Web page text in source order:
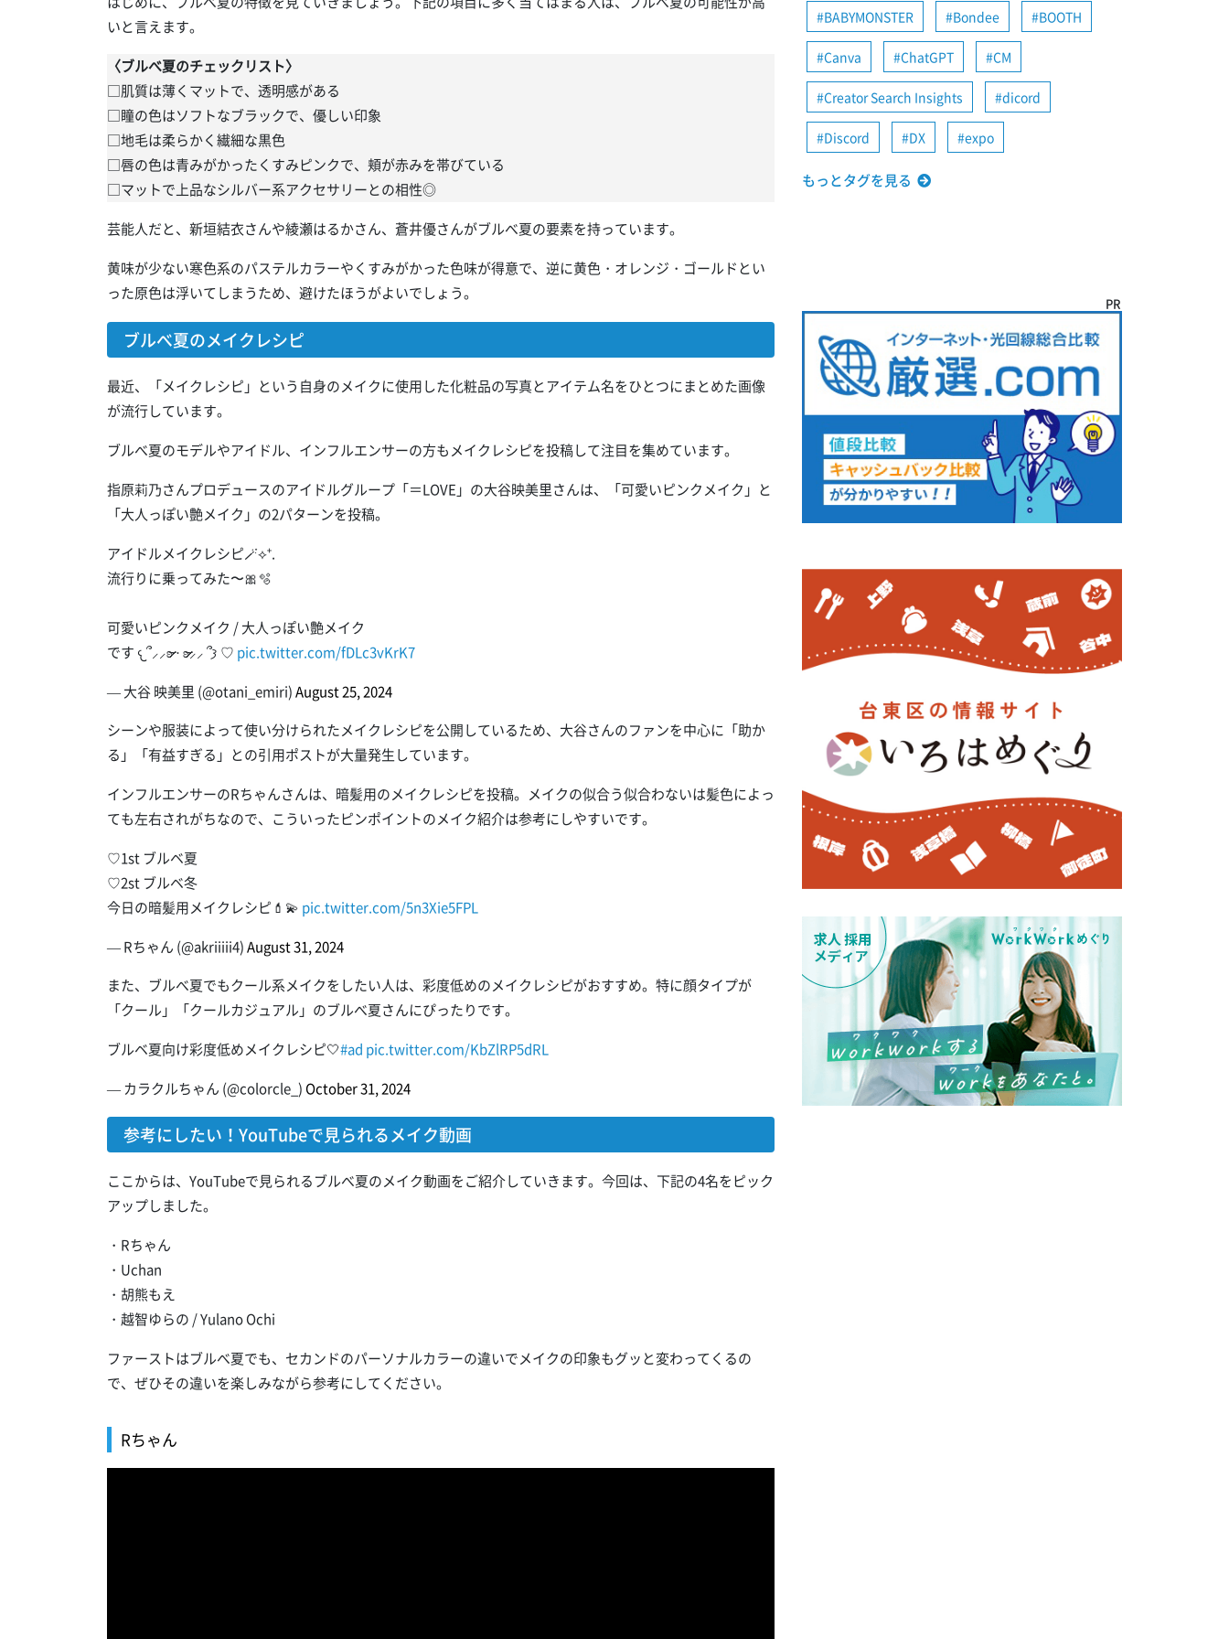
いと言えます。
〈ブルべ夏のチェックリスト〉
□肌質は薄くマットで、透明感がある
□瞳の色はソフトなブラックで、優しい印象
□地毛は柔らかく繊細な黒色
□唇の色は青みがかったくすみピンクで、頬が赤みを帯びている
□マットで上品なシルバー系アクセサリーとの相性◎
芸能人だと、新垣結衣さんや綾瀬はるかさん、蒼井優さんがブルべ夏の要素を持っています。
黄味が少ない寒色系のパステルカラーやくすみがかった色味が得意で、逆に黄色・オレンジ・ゴールドとい
った原色は浮いてしまうため、避けたほうがよいでしょう。
ブルべ夏のメイクレシピ
最近、「メイクレシピ」という自身のメイクに使用した化粧品の写真とアイテム名をひとつにまとめた画像
が流行しています。
ブルべ夏のモデルやアイドル、インフルエンサーの方もメイクレシピを投稿して注目を集めています。
指原莉乃さんプロデュースのアイドルグループ「＝LOVE」の大谷映美里さんは、「可愛いピンクメイク」と
「大人っぽい艶メイク」の2パターンを投稿。
アイドルメイクレシピ🪄⟡⁺.
流行りに乗ってみた〜🎀🫧
可愛いピンクメイク / 大人っぽい艶メイク
です 𐔌՞⸝⸝ʚ̴̶̷̷ · ʚ̴̶̷̷⸝⸝ ՞𐦯 ♡ pic.twitter.com/fDLc3vKrK7
— 大谷 映美里 (@otani_emiri)August 25, 2024
シーンや服装によって使い分けられたメイクレシピを公開しているため、大谷さんのファンを中心に「助か
る」「有益すぎる」との引用ポストが大量発生しています。
インフルエンサーのRちゃんさんは、暗髪用のメイクレシピを投稿。メイクの似合う似合わないは髪色によっ
ても左右されがちなので、こういったピンポイントのメイク紹介は参考にしやすいです。
♡1st ブルベ夏
♡2st ブルベ冬
今日の暗髪用メイクレシピ💄💫 pic.twitter.com/5n3Xie5FPL
— Rちゃん (@akriiiii4)August 31, 2024
また、ブルべ夏でもクール系メイクをしたい人は、彩度低めのメイクレシピがおすすめ。特に顔タイプが
「クール」「クールカジュアル」のブルべ夏さんにぴったりです。
ブルベ夏向け彩度低めメイクレシピ🤍#ad pic.twitter.com/KbZlRP5dRL
— カラクルちゃん (@colorcle_)October 31, 2024
参考にしたい！YouTubeで見られるメイク動画
ここからは、YouTubeで見られるブルべ夏のメイク動画をご紹介していきます。今回は、下記の4名をピック
アップしました。
・Rちゃん
・Uchan
・胡熊もえ
・越智ゆらの / Yulano Ochi
ファーストはブルべ夏でも、セカンドのパーソナルカラーの違いでメイクの印象もグッと変わってくるの
で、ぜひその違いを楽しみながら参考にしてください。
Rちゃん
BABYMONSTER Bondee BOOTH
Canva ChatGPT CM
Creator Search Insights dicord
Discord DX expo
もっとタグを見る
PR